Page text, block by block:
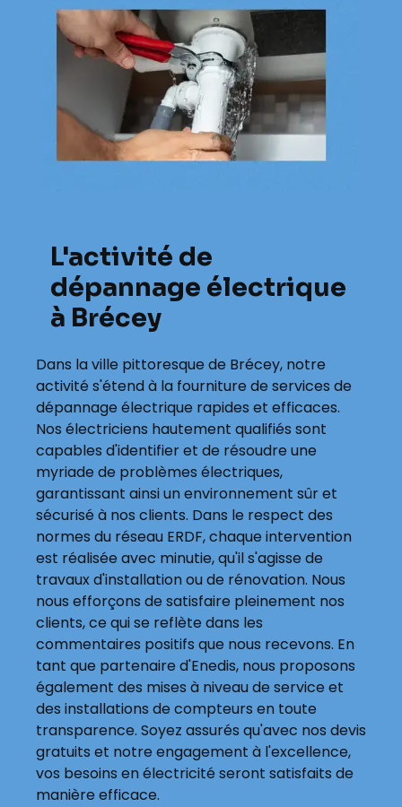
L'activité de
dépannage électrique
à Brécey
Dans la ville pittoresque de Brécey, notre
activité s'étend à la fourniture de services de
dépannage électrique rapides et efficaces.
Nos électriciens hautement qualifiés sont
capables d'identifier et de résoudre une
myriade de problèmes électriques,
garantissant ainsi un environnement sûr et
sécurisé à nos clients. Dans le respect des
normes du réseau ERDF, chaque intervention
est réalisée avec minutie, qu'il s'agisse de
travaux d'installation ou de rénovation. Nous
nous efforçons de satisfaire pleinement nos
clients, ce qui se reflète dans les
commentaires positifs que nous recevons. En
tant que partenaire d'Enedis, nous proposons
également des mises à niveau de service et
des installations de compteurs en toute
transparence. Soyez assurés qu'avec nos devis
gratuits et notre engagement à l'excellence,
vos besoins en électricité seront satisfaits de
manière efficace.